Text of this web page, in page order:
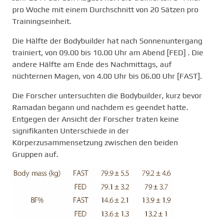
pro Woche mit einem Durchschnitt von 20 Sätzen pro
Trainingseinheit.
Die Hälfte der Bodybuilder hat nach Sonnenuntergang
trainiert, von 09.00 bis 10.00 Uhr am Abend [FED] . Die
andere Hälfte am Ende des Nachmittags, auf
nüchternen Magen, von 4.00 Uhr bis 06.00 Uhr [FAST].
Die Forscher untersuchten die Bodybuilder, kurz bevor
Ramadan begann und nachdem es geendet hatte.
Entgegen der Ansicht der Forscher traten keine
signifikanten Unterschiede in der
Körperzusammensetzung zwischen den beiden
Gruppen auf.